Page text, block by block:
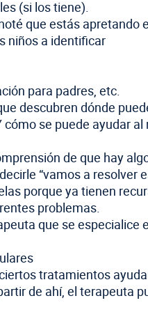
(si los tiene).
que estás apretando
niños a identificar
para padres, etc.
descubren dónde
se puede ayudar
de que hay
“vamos a resolver
porque ya tienen
problemas.
que se especialice
tratamientos
de ahí, el terapeuta